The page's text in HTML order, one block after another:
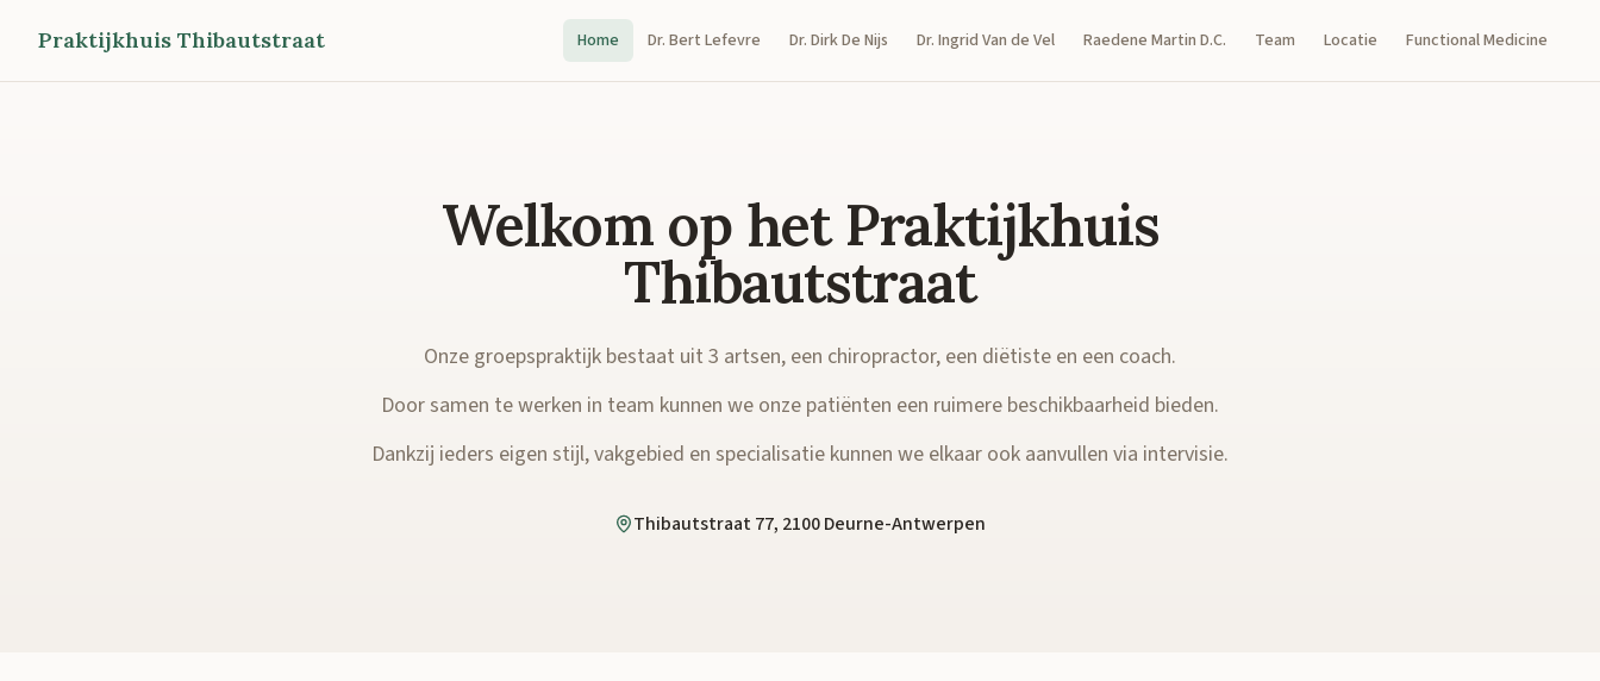
Praktijkhuis Thibautstraat Home Dr. Bert Lefevre Dr. Dirk De Nijs Dr. Ingrid Van de Vel Raedene Martin D.C. Team Locatie Functional Medicine
Welkom op het Praktijkhuis
Thibautstraat
Onze groepspraktijk bestaat uit 3 artsen, een chiropractor, een diëtiste en een coach.
Door samen te werken in team kunnen we onze patiënten een ruimere beschikbaarheid bieden.
Dankzij ieders eigen stijl, vakgebied en specialisatie kunnen we elkaar ook aanvullen via intervisie.
Thibautstraat 77, 2100 Deurne-Antwerpen